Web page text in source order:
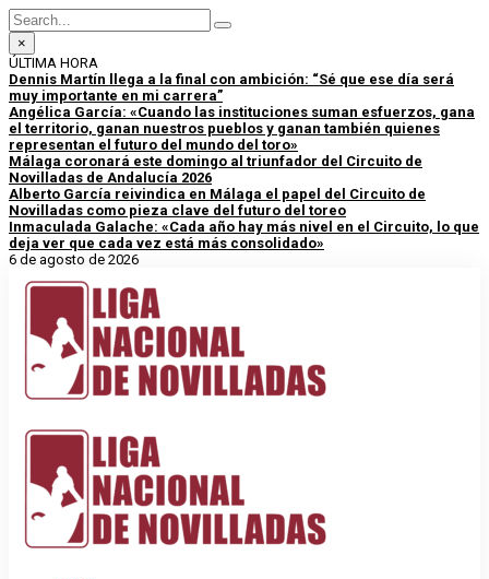
×
ÚLTIMA HORA
Dennis Martín llega a la final con ambición: “Sé que ese día será
muy importante en mi carrera”
Angélica García: «Cuando las instituciones suman esfuerzos, gana
el territorio, ganan nuestros pueblos y ganan también quienes
representan el futuro del mundo del toro»
Málaga coronará este domingo al triunfador del Circuito de
Novilladas de Andalucía 2026
Alberto García reivindica en Málaga el papel del Circuito de
Novilladas como pieza clave del futuro del toreo
Inmaculada Galache: «Cada año hay más nivel en el Circuito, lo que
deja ver que cada vez está más consolidado»
6 de agosto de 2026